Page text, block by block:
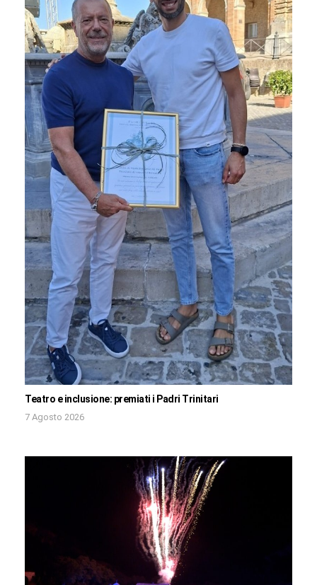
Teatro e inclusione: premiati i Padri Trinitari
7 Agosto 2026